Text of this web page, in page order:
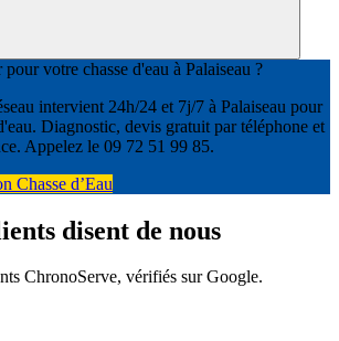
votre chasse d'eau à Palaiseau ?
intervient 24h/24 et 7j/7 à Palaiseau pour
Diagnostic, devis gratuit par téléphone et
Appelez le 09 72 51 99 85.
Chasse d’Eau
disent de nous
ChronoServe, vérifiés sur Google.